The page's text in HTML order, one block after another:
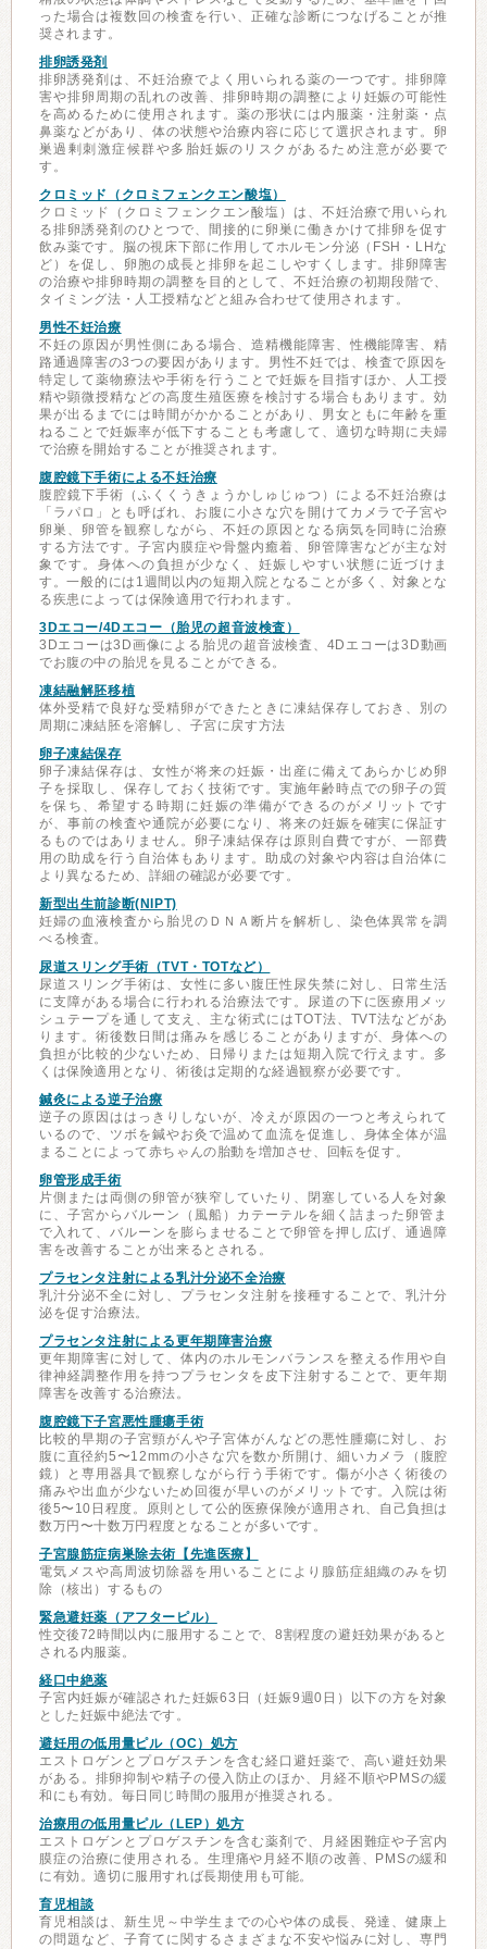
った場合は複数回の検査を行い、正確な診断につなげることが推
奨されます。
排卵誘発剤
排卵誘発剤は、不妊治療でよく用いられる薬の一つです。排卵障
害や排卵周期の乱れの改善、排卵時期の調整により妊娠の可能性
を高めるために使用されます。薬の形状には内服薬・注射薬・点
鼻薬などがあり、体の状態や治療内容に応じて選択されます。卵
巣過剰刺激症候群や多胎妊娠のリスクがあるため注意が必要で
す。
クロミッド（クロミフェンクエン酸塩）
クロミッド（クロミフェンクエン酸塩）は、不妊治療で用いられ
る排卵誘発剤のひとつで、間接的に卵巣に働きかけて排卵を促す
飲み薬です。脳の視床下部に作用してホルモン分泌（FSH・LHな
ど）を促し、卵胞の成長と排卵を起こしやすくします。排卵障害
の治療や排卵時期の調整を目的として、不妊治療の初期段階で、
タイミング法・人工授精などと組み合わせて使用されます。
男性不妊治療
不妊の原因が男性側にある場合、造精機能障害、性機能障害、精
路通過障害の3つの要因があります。男性不妊では、検査で原因を
特定して薬物療法や手術を行うことで妊娠を目指すほか、人工授
精や顕微授精などの高度生殖医療を検討する場合もあります。効
果が出るまでには時間がかかることがあり、男女ともに年齢を重
ねることで妊娠率が低下することも考慮して、適切な時期に夫婦
で治療を開始することが推奨されます。
腹腔鏡下手術による不妊治療
腹腔鏡下手術（ふくくうきょうかしゅじゅつ）による不妊治療は
「ラパロ」とも呼ばれ、お腹に小さな穴を開けてカメラで子宮や
卵巣、卵管を観察しながら、不妊の原因となる病気を同時に治療
する方法です。子宮内膜症や骨盤内癒着、卵管障害などが主な対
象です。身体への負担が少なく、妊娠しやすい状態に近づけま
す。一般的には1週間以内の短期入院となることが多く、対象とな
る疾患によっては保険適用で行われます。
3Dエコー/4Dエコー（胎児の超音波検査）
3Dエコーは3D画像による胎児の超音波検査、4Dエコーは3D動画
でお腹の中の胎児を見ることができる。
凍結融解胚移植
体外受精で良好な受精卵ができたときに凍結保存しておき、別の
周期に凍結胚を溶解し、子宮に戻す方法
卵子凍結保存
卵子凍結保存は、女性が将来の妊娠・出産に備えてあらかじめ卵
子を採取し、保存しておく技術です。実施年齢時点での卵子の質
を保ち、希望する時期に妊娠の準備ができるのがメリットです
が、事前の検査や通院が必要になり、将来の妊娠を確実に保証す
るものではありません。卵子凍結保存は原則自費ですが、一部費
用の助成を行う自治体もあります。助成の対象や内容は自治体に
より異なるため、詳細の確認が必要です。
新型出生前診断(NIPT)
妊婦の血液検査から胎児のＤＮＡ断片を解析し、染色体異常を調
べる検査。
尿道スリング手術（TVT・TOTなど）
尿道スリング手術は、女性に多い腹圧性尿失禁に対し、日常生活
に支障がある場合に行われる治療法です。尿道の下に医療用メッ
シュテープを通して支え、主な術式にはTOT法、TVT法などがあ
ります。術後数日間は痛みを感じることがありますが、身体への
負担が比較的少ないため、日帰りまたは短期入院で行えます。多
くは保険適用となり、術後は定期的な経過観察が必要です。
鍼灸による逆子治療
逆子の原因ははっきりしないが、冷えが原因の一つと考えられて
いるので、ツボを鍼やお灸で温めて血流を促進し、身体全体が温
まることによって赤ちゃんの胎動を増加させ、回転を促す。
卵管形成手術
片側または両側の卵管が狭窄していたり、閉塞している人を対象
に、子宮からバルーン（風船）カテーテルを細く詰まった卵管ま
で入れて、バルーンを膨らませることで卵管を押し広げ、通過障
害を改善することが出来るとされる。
プラセンタ注射による乳汁分泌不全治療
乳汁分泌不全に対し、プラセンタ注射を接種することで、乳汁分
泌を促す治療法。
プラセンタ注射による更年期障害治療
更年期障害に対して、体内のホルモンバランスを整える作用や自
律神経調整作用を持つプラセンタを皮下注射することで、更年期
障害を改善する治療法。
腹腔鏡下子宮悪性腫瘍手術
比較的早期の子宮頸がんや子宮体がんなどの悪性腫瘍に対し、お
腹に直径約5〜12mmの小さな穴を数か所開け、細いカメラ（腹腔
鏡）と専用器具で観察しながら行う手術です。傷が小さく術後の
痛みや出血が少ないため回復が早いのがメリットです。入院は術
後5〜10日程度。原則として公的医療保険が適用され、自己負担は
数万円〜十数万円程度となることが多いです。
子宮腺筋症病巣除去術【先進医療】
電気メスや高周波切除器を用いることにより腺筋症組織のみを切
除（核出）するもの
緊急避妊薬（アフターピル）
性交後72時間以内に服用することで、8割程度の避妊効果があると
される内服薬。
経口中絶薬
子宮内妊娠が確認された妊娠63日（妊娠9週0日）以下の方を対象
とした妊娠中絶法です。
避妊用の低用量ピル（OC）処方
エストロゲンとプロゲスチンを含む経口避妊薬で、高い避妊効果
がある。排卵抑制や精子の侵入防止のほか、月経不順やPMSの緩
和にも有効。毎日同じ時間の服用が推奨される。
治療用の低用量ピル（LEP）処方
エストロゲンとプロゲスチンを含む薬剤で、月経困難症や子宮内
膜症の治療に使用される。生理痛や月経不順の改善、PMSの緩和
に有効。適切に服用すれば長期使用も可能。
育児相談
育児相談は、新生児～中学生までの心や体の成長、発達、健康上
の問題など、子育てに関するさまざまな不安や悩みに対し、専門